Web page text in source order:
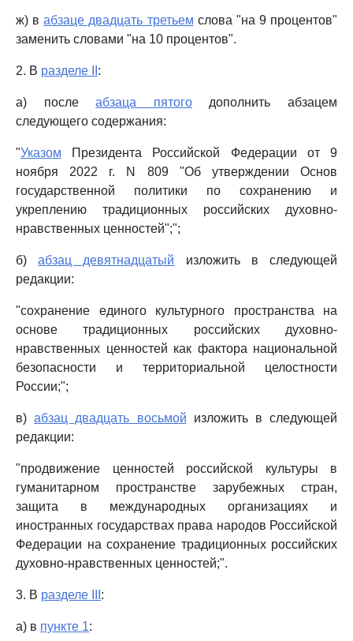
ж) вабзаце двадцать третьем слова "на 9 процентов"
заменить словами "на 10 процентов".
2. В разделе II :
а) послеабзаца пятогодополнить абзацем
следующего содержания:
"Указом Президента Российской Федерации от 9
ноября 2022 г. N 809 "Об утверждении Основ
государственной политики по сохранению и
укреплению традиционных российских духовно-
нравственных ценностей";";
б)абзац девятнадцатый изложить в следующей
редакции:
"сохранение единого культурного пространства на
основе традиционных российских духовно-
нравственных ценностей как фактора национальной
безопасности и территориальной целостности
России;";
в)абзац двадцать восьмой изложить в следующей
редакции:
"продвижение ценностей российской культуры в
гуманитарном пространстве зарубежных стран,
защита в международных организациях и
иностранных государствах права народов Российской
Федерации на сохранение традиционных российских
духовно-нравственных ценностей;".
3. В разделе III :
а) в пункте 1: